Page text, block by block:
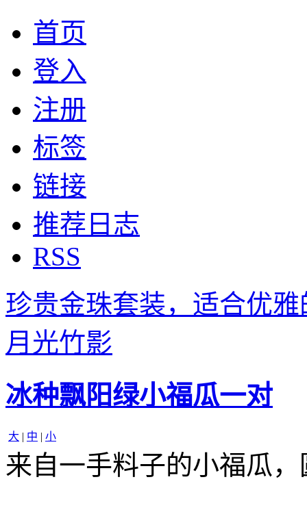
首页
登入
注册
标签
链接
推荐日志
RSS
珍贵金珠套装，适合优雅
月光竹影
冰种飘阳绿小福瓜一对
大 | 中 | 小
来自一手料子的小福瓜